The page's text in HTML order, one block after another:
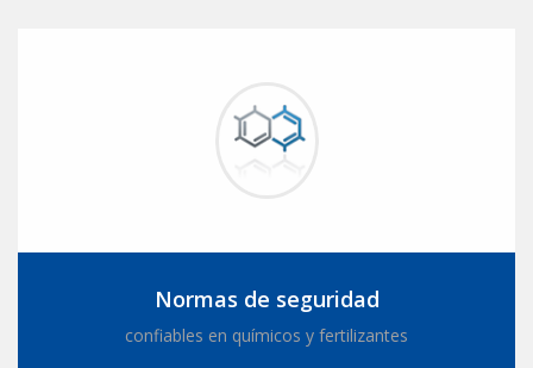
Normas de seguridad
confiables en químicos y fertilizantes